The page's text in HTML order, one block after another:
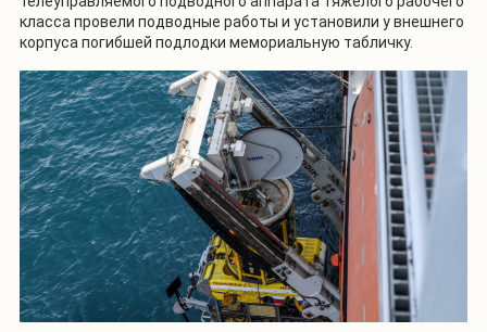
класса провели подводные работы и установили у внешнего
корпуса погибшей подлодки мемориальную табличку.